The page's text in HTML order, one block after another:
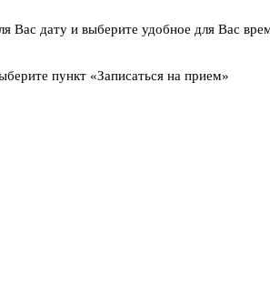
Вас дату и выберите удобное для Вас
пункт «Записаться на прием»